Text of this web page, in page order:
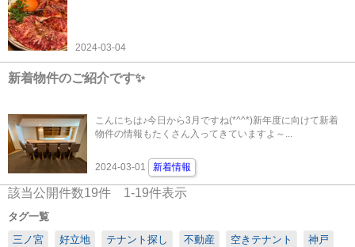
2024-03-04
新着物件のご紹介です✨
こんにちは♪今日から3月ですね(*^^*)新年度に向けて新着
物件の情報もたくさん入ってきていますよ～...
2024-03-01 新着情報
該当公開件数19件 1-19件表示
タグ一覧
三ノ宮
好立地 テナント探し 不動産 空きテナント 神戸